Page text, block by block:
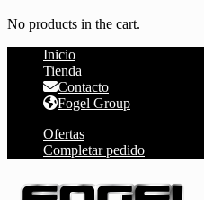
No products in the cart.
Inicio
Tienda
Contacto
Fogel Group
Ofertas
Completar pedido